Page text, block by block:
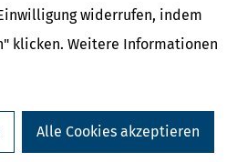
widerrufen, indem
klicken. Weitere Informationen
Alle Cookies akzeptieren